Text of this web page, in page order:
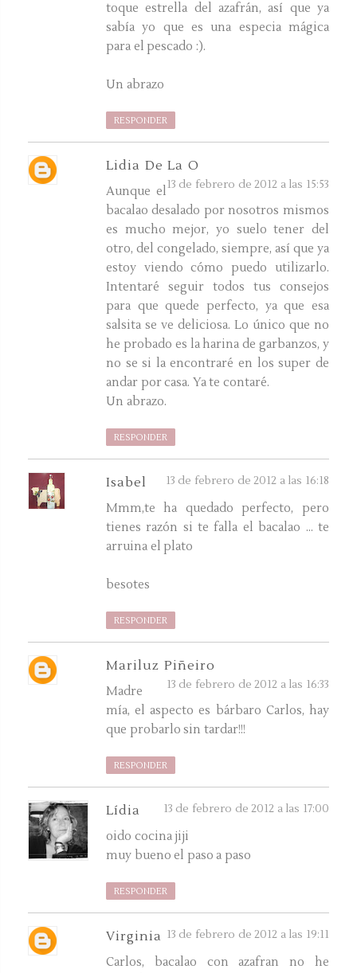
toque estrella del azafrán, así que ya
sabía yo que es una especia mágica
para el pescado :).
Un abrazo
RESPONDER
Lidia De La O
13 de febrero de 2012 a las 15:53
Aunque el
bacalao desalado por nosotros mismos
es mucho mejor, yo suelo tener del
otro, del congelado, siempre, así que ya
estoy viendo cómo puedo utilizarlo.
Intentaré seguir todos tus consejos
para que quede perfecto, ya que esa
salsita se ve deliciosa. Lo único que no
he probado es la harina de garbanzos, y
no se si la encontraré en los super de
andar por casa. Ya te contaré.
Un abrazo.
RESPONDER
Isabel 13 de febrero de 2012 a las 16:18
Mmm,te ha quedado perfecto, pero
tienes razón si te falla el bacalao ... te
arruina el plato
besotes
RESPONDER
Mariluz Piñeiro
13 de febrero de 2012 a las 16:33
Madre
mía, el aspecto es bárbaro Carlos, hay
que probarlo sin tardar!!!
RESPONDER
Lídia 13 de febrero de 2012 a las 17:00
oido cocina jiji
muy bueno el paso a paso
RESPONDER
Virginia 13 de febrero de 2012 a las 19:11
Carlos, bacalao con azafran no he